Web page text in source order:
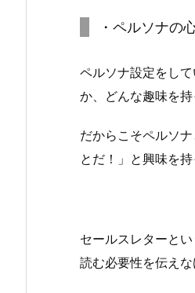
・ペルソナの
ペルソナ設定をし
か、どんな趣味を
だからこそペルソ
とだ！」と興味を
セールスレターと
読む必要性を伝えな